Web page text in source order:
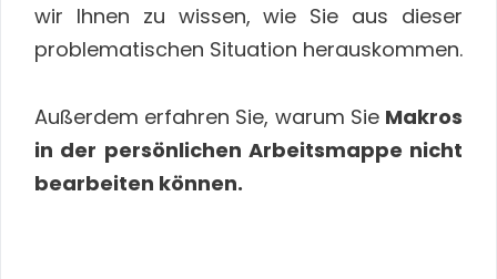
wir Ihnen zu wissen, wie Sie aus dieser
problematischen Situation herauskommen.
Außerdem erfahren Sie, warum Sie Makros
in der persönlichen Arbeitsmappe nicht
bearbeiten können.